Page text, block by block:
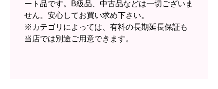
ショップからの連絡や対応は適切でしたか？
無回答
予定の期日までに商品が届きましたか？
ート品です。B級品、中古品などは一切ございま
せん。安心してお買い求め下さい。
※カテゴリによっては、有料の長期延長保証も
当店では別途ご用意できます。